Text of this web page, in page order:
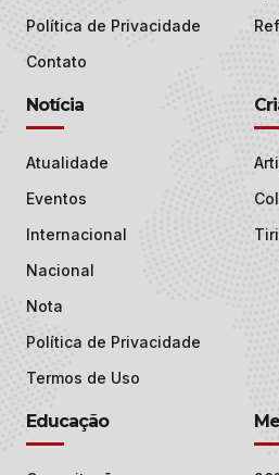
Política de Privacidade
Contato
Notícia
Atualidade
Eventos
Internacional
Nacional
Nota
Política de Privacidade
Termos de Uso
Educação